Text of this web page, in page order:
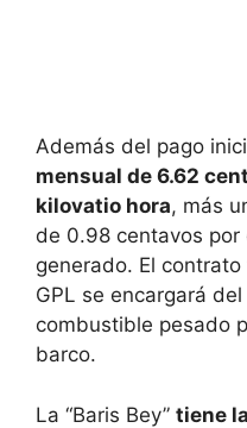
Además del pago
mensual de 6.62
kilovatio hora, más
de 0.98 centavos
generado. El
GPL se encargará
combustible pesado
barco.
La “Baris Bey” tiene